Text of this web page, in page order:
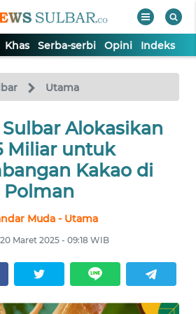
Khas Serba-serbi Opini Indeks
Utama
Alokasikan
Miliar untuk
Kakao di
Polman
Muda - Utama
Maret 2025 - 09:18 WIB